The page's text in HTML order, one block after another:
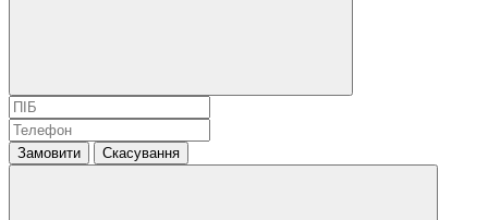
Замовити Скасування